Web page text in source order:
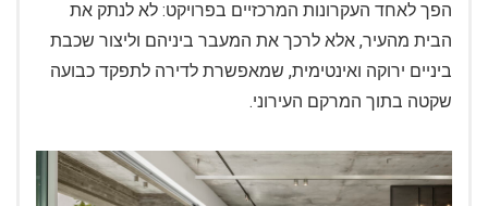
הפך לאחד העקרונות המרכזיים בפרויקט: לא לנתק את
הבית מהעיר, אלא לרכך את המעבר ביניהם וליצור שכבת
ביניים ירוקה ואינטימית, שמאפשרת לדירה לתפקד כבועה
שקטה בתוך המרקם העירוני.